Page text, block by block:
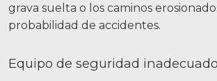
grava suelta o los caminos
probabilidad de accidentes.
Equipo de seguridad inadecuado